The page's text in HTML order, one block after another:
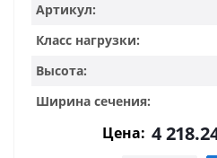
Артикул:
Класс нагрузки:
Высота:
Ширина сечения:
Цена: 4